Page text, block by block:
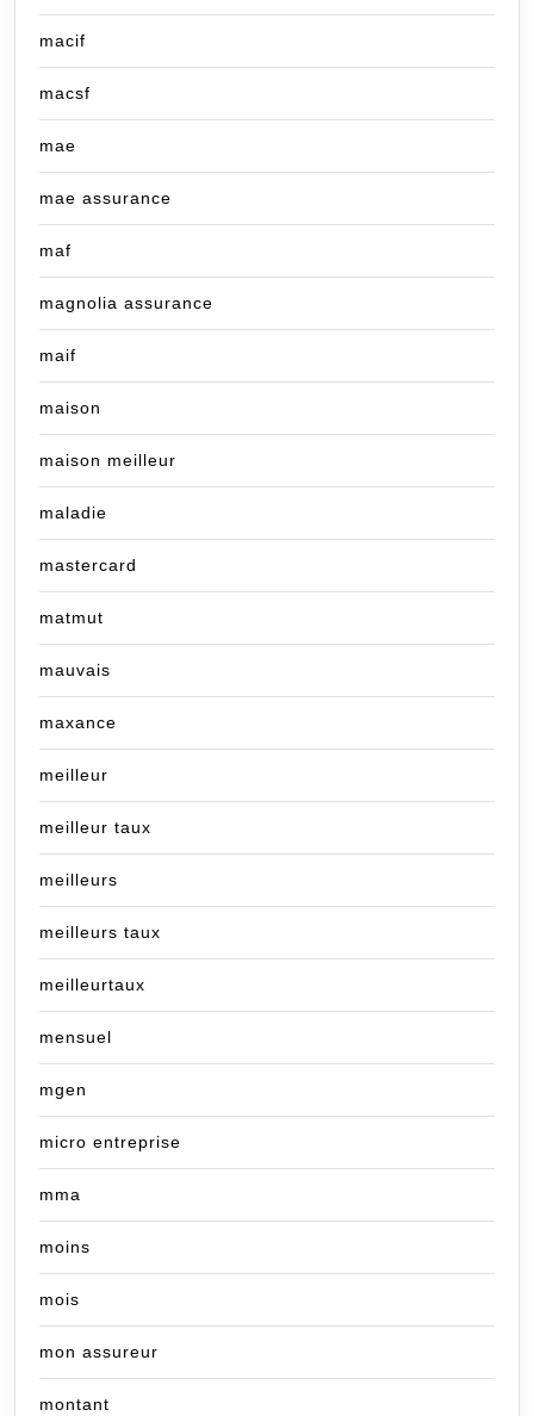
macif
macsf
mae
mae assurance
maf
magnolia assurance
maif
maison
maison meilleur
maladie
mastercard
matmut
mauvais
maxance
meilleur
meilleur taux
meilleurs
meilleurs taux
meilleurtaux
mensuel
mgen
micro entreprise
mma
moins
mois
mon assureur
montant